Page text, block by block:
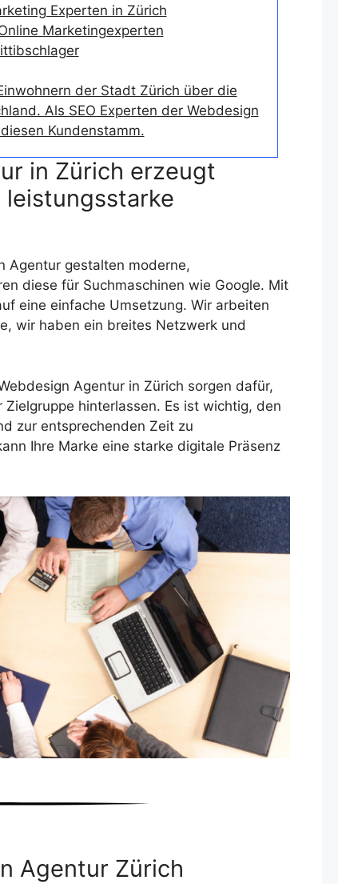
Experten in Zürich
Marketingexperten
der Stadt Zürich über die
Als SEO Experten der Webdesign
Kundenstamm.
in Zürich erzeugt
Agentur gestalten moderne,
diese für Suchmaschinen wie Google. Mit
eine einfache Umsetzung. Wir arbeiten
wir haben ein breites Netzwerk und
Agentur in Zürich sorgen dafür,
hinterlassen. Es ist wichtig, den
zur entsprechenden Zeit zu
Ihre Marke eine starke digitale Präsenz
Agentur Zürich